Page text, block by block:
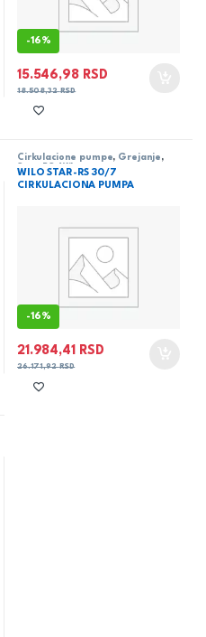
-16%
15.546,98 RSD
18.508,32RSD
Cirkulacione pumpe, Grejanje ,
Star-RS, Wilo
WILO STAR-RS 30/7
CIRKULACIONA PUMPA
-16%
21.984,41 RSD
26.171,92RSD